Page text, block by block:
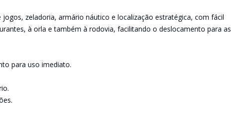
zeladoria, armário náutico e localização estratégica, com fácil
à orla e também à rodovia, facilitando o deslocamento para as
para uso imediato.